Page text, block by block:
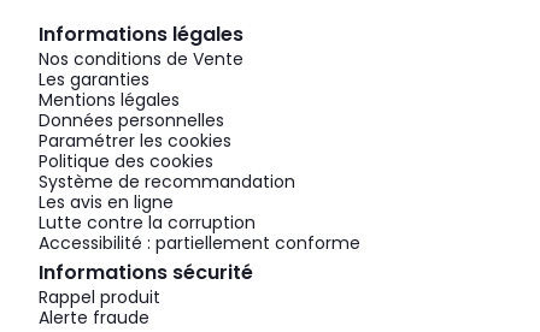
Informations légales
Nos conditions de Vente
Les garanties
Mentions légales
Données personnelles
Paramétrer les cookies
Politique des cookies
Système de recommandation
Les avis en ligne
Lutte contre la corruption
Accessibilité : partiellement conforme
Informations sécurité
Rappel produit
Alerte fraude